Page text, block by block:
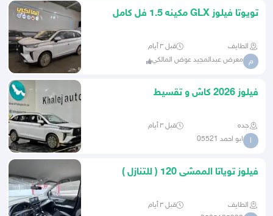
تويوتا فيلوز GLX مكينه 1.5 فل كامل
الطايف قبل ٣ أيام
م معرض عبدالمجيد عوض المالكي
فيلوز 2026 كاش و تقسيط
جده قبل ٣ أيام
ا ابو احمد 05521
فيلوز توياتا الممشى 120 ( للتنازل )
الطايف قبل ٣ أيام